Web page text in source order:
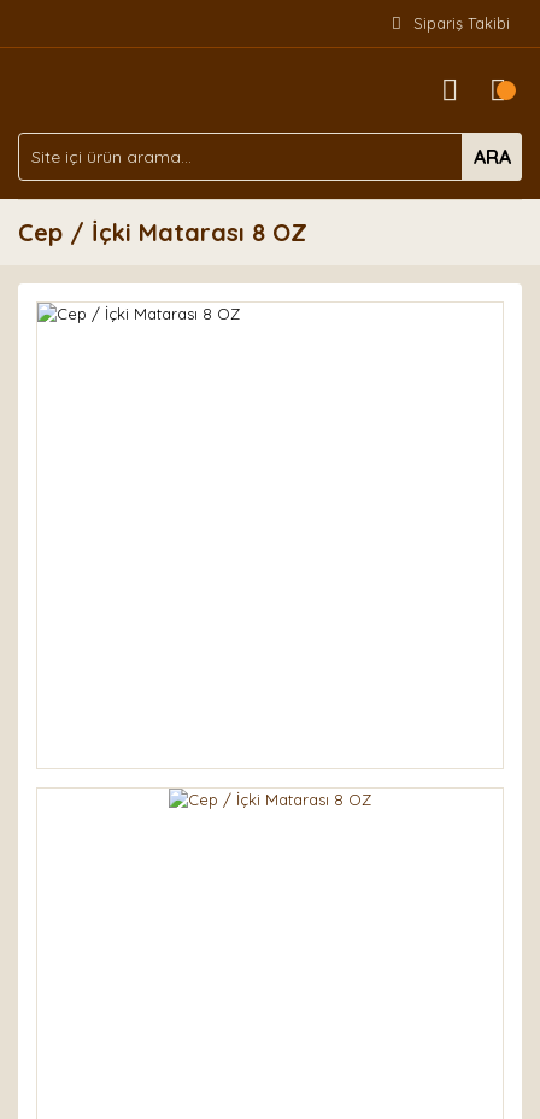
Sipariş Takibi
ARA
Cep / İçki Matarası 8 OZ